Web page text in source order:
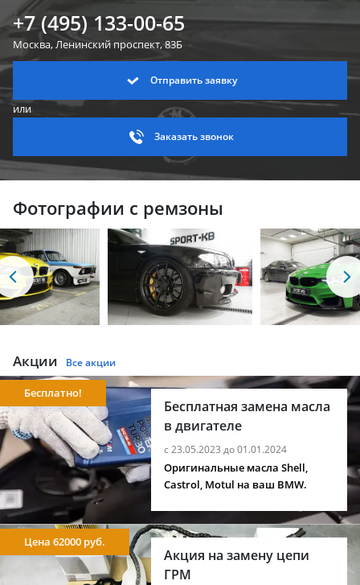
+7 (495) 133-00-65
Москва, Ленинскийпроспект, 83Б
Отправить заявку
или
Заказать звонок
Фотографии с ремзоны
Акции Все акции
Бесплатная замена масла
в двигателе
с 23.05.2023 до 01.01.2024
Бесплатно!
Оригинальные масла Shell,
Castrol, Motul на ваш BMW.
Акция на замену цепи
ГРМ
Цена 62000 руб.